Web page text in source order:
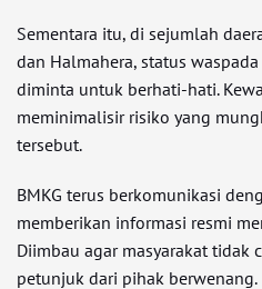
Sementara itu, di sejumlah
dan Halmahera, status
diminta untuk berhati-hati.
meminimalisir risiko yang
tersebut.
BMKG terus berkomunikasi
memberikan informasi resmi
Diimbau agar masyarakat tidak
petunjuk dari pihak berwenang.